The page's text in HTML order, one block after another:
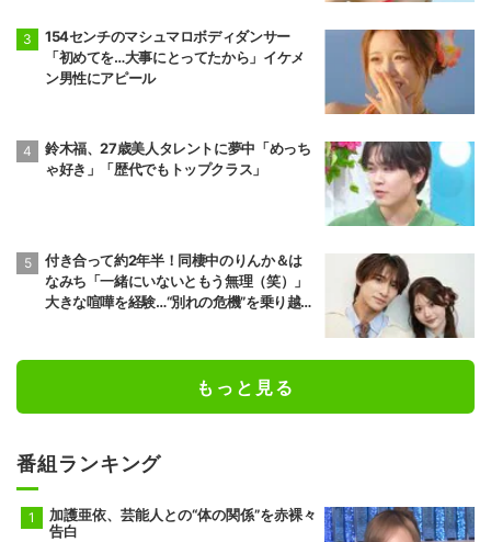
154センチのマシュマロボディダンサー
「初めてを…大事にとってたから」イケメ
ン男性にアピール
鈴木福、27歳美人タレントに夢中「めっち
ゃ好き」「歴代でもトップクラス」
付き合って約2年半！同棲中のりんか＆は
なみち「一緒にいないともう無理（笑）」
大きな喧嘩を経験…“別れの危機”を乗り越え
もっと見る
番組ランキング
加護亜依、芸能人との“体の関係”を赤裸々
告白